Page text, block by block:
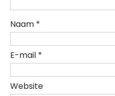
Naam *
E-mail *
Website